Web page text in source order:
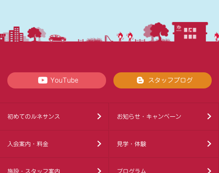
YouTube スタッフブログ
初めてのルネサンス お知らせ・キャンペーン
入会案内・料金 見学・体験
施設・スタッフ案内 プログラム